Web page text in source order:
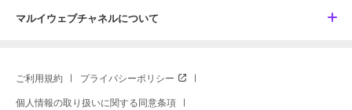
マルイウェブチャネルについて
ご利用規約 プライバシーポリシー
個人情報の取り扱いに関する同意条項